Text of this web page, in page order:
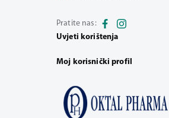
Pratite nas:
Uvjeti korištenja
Moj korisnički profil